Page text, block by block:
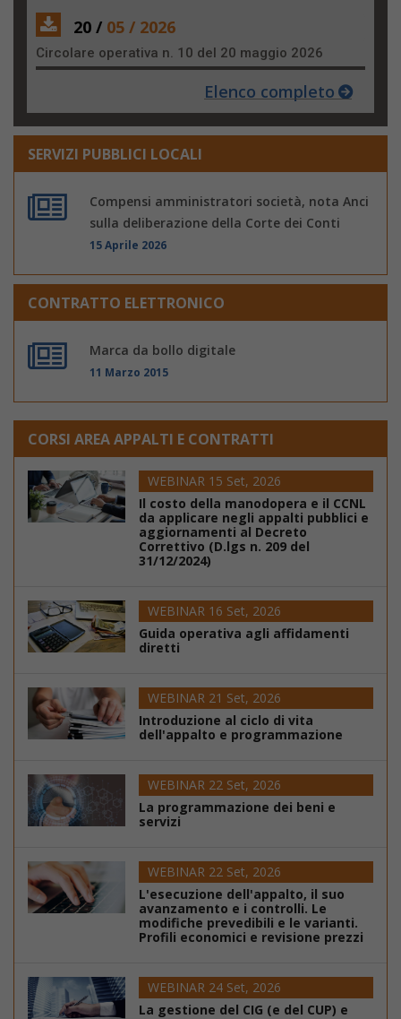
20 / 05 / 2026
Circolare operativa n. 10 del 20 maggio 2026
Elenco completo
SERVIZI PUBBLICI LOCALI
Compensi amministratori società, nota Anci
sulla deliberazione della Corte dei Conti
15 Aprile 2026
CONTRATTO ELETTRONICO
Marca da bollo digitale
11 Marzo 2015
CORSI AREA APPALTI E CONTRATTI
WEBINAR 15 Set, 2026
Il costo della manodopera e il CCNL
da applicare negli appalti pubblici e
aggiornamenti al Decreto
Correttivo (D.lgs n. 209 del
31/12/2024)
WEBINAR 16 Set, 2026
Guida operativa agli affidamenti
diretti
WEBINAR 21 Set, 2026
Introduzione al ciclo di vita
dell'appalto e programmazione
WEBINAR 22 Set, 2026
La programmazione dei beni e
servizi
WEBINAR 22 Set, 2026
L'esecuzione dell'appalto, il suo
avanzamento e i controlli. Le
modifiche prevedibili e le varianti.
Profili economici e revisione prezzi
WEBINAR 24 Set, 2026
La gestione del CIG (e del CUP) e